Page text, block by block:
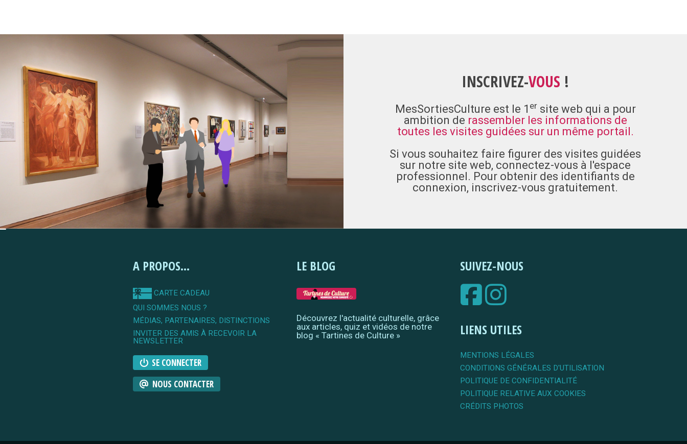
INSCRIVEZ-VOUS !
MesSortiesCulture est le 1 ersite web qui a pour
ambition de rassembler les informations de
toutes les visites guidées sur un même portail.
Si vous souhaitez faire figurer des visites guidées
sur notre site web, connectez-vous à l'espace
professionnel. Pour obtenir des identifiants de
connexion, inscrivez-vous gratuitement.
A PROPOS...
CARTE CADEAU
QUI SOMMES NOUS ?
MÉDIAS, PARTENAIRES, DISTINCTIONS
INVITER DES AMIS À RECEVOIR LA
NEWSLETTER
SE CONNECTER
NOUS CONTACTER
LE BLOG
Découvrez l'actualité culturelle, grâce
aux articles, quiz et vidéos de notre
blog « Tartines de Culture »
SUIVEZ-NOUS
LIENS UTILES
MENTIONS LÉGALES
CONDITIONS GÉNÉRALES D'UTILISATION
POLITIQUE DE CONFIDENTIALITÉ
POLITIQUE RELATIVE AUX COOKIES
CRÉDITS PHOTOS